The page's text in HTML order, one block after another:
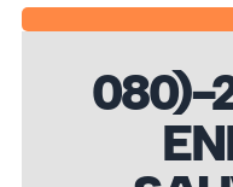
080)-